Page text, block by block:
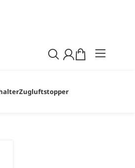
Zugluftstopper